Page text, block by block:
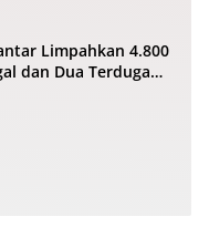
Limpahkan 4.800
dan Dua Terduga